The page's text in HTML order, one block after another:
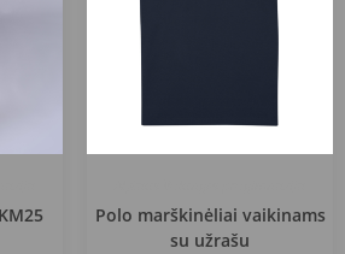
Polo marškinėliai vaikinams
su užrašu